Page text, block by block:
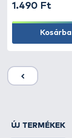
1.490 Ft
Kosárba
ÚJ TERMÉKEK